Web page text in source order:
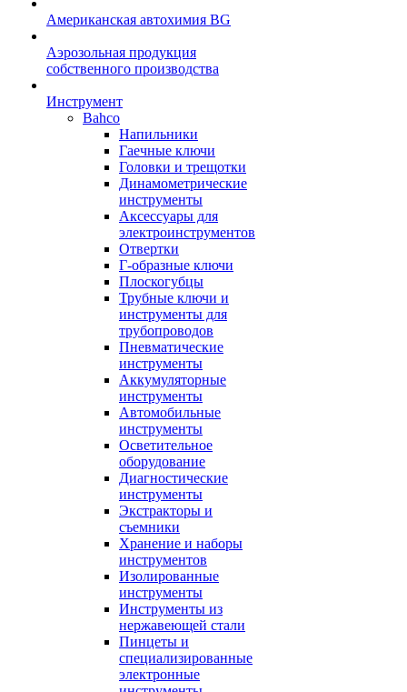
Американская автохимия BG
Аэрозольная продукция
собственного производства
Инструмент
Bahco
Напильники
Гаечные ключи
Головки и трещотки
Динамометрические
инструменты
Аксессуары для
электроинструментов
Отвертки
Г-образные ключи
Плоскогубцы
Трубные ключи и
инструменты для
трубопроводов
Пневматические
инструменты
Аккумуляторные
инструменты
Автомобильные
инструменты
Осветительное
оборудование
Диагностические
инструменты
Экстракторы и
съемники
Хранение и наборы
инструментов
Изолированные
инструменты
Инструменты из
нержавеющей стали
Пинцеты и
специализированные
электронные